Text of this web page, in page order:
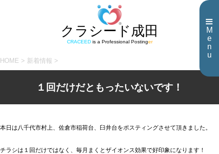
M
e
n
u
クラシード成田
CRACEEDis a Professional Postinger
HOME > 新着情報 >
１回だけだともったいないです！
本日は八千代市村上、佐倉市稲荷台、臼井台をポスティングさせて頂きました。
チラシは１回だけではなく、毎月まくとザイオンス効果で好印象になります！